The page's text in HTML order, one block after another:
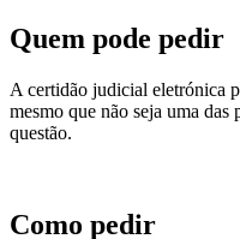
Quem pode pedir
A certidão judicial eletrónica
mesmo que não seja uma das
questão.
Como pedir